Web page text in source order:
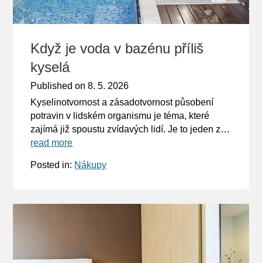
Když je voda v bazénu příliš
kyselá
Published on8. 5. 2026
Kyselinotvornost a zásadotvornost působení
potravin v lidském organismu je téma, které
zajímá již spoustu zvídavých lidí. Je to jeden z…
read more
Posted in: Nákupy